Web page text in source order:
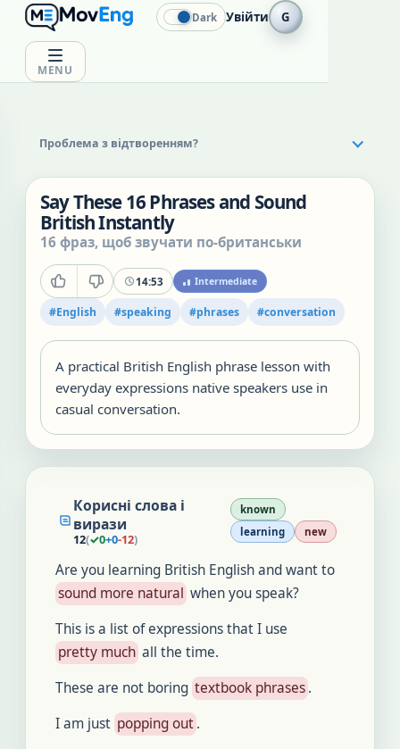
MENU
Dark Увійти G
Проблема з відтворенням?
Say These 16 Phrases and Sound
British Instantly
16 фраз, щоб звучати по-британськи
14:53 Intermediate
#English #speaking #phrases #conversation
A practical British English phrase lesson with
everyday expressions native speakers use in
casual conversation.
Корисні слова і
вирази
12(✓0+0-12)
known
learning
new
Are you learning British English and want to
sound more natural when you speak?
This is a list of expressions that I use
pretty much all the time.
These are not boring textbook phrases.
I am just popping out.